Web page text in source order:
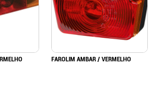
FAROLIM AMBAR / VERMELHO